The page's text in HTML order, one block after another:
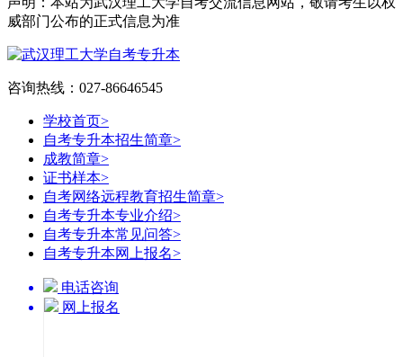
威部门公布的正式信息为准
咨询热线：027-86646545
学校首页>
自考专升本招生简章>
成教简章>
证书样本>
自考网络远程教育招生简章>
自考专升本专业介绍>
自考专升本常见问答>
自考专升本网上报名>
电话咨询
网上报名